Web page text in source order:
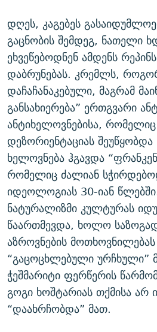
დღეს, კაგებეს
გაცნობის შემდეგ, ნათელი
ეხვეწებოდნენ ამდენს
დაბრუნებას. კრემლს,
დაჩაჩანაკებული, მაგრამ
განსახიერება” ერთგვარი
ანტიხელოვნებისა,
დეზორიენტაციას
ხელოვნება ჰგავდა
რომელიც ძალიან
იდეოლოგიას 30-იან
ნატურალიზმი კულტურას
წაართმევდა, ხოლო
აზროვნების
“გაცოცხლებული ურჩხული”
ჭეშმარიტი ფერწერის
გოგი ხოშტარიას თქმისა არ
“დაახრჩობდა” მათ.